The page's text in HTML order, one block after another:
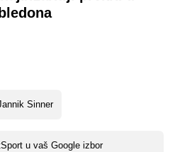
Sinner
u vaš Google izbor